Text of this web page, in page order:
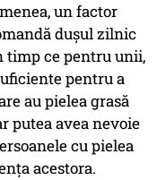
un factor
dușul zilnic
timp ce pentru unii,
pentru a
au pielea grasă
putea avea nevoie
cu pielea
acestora.